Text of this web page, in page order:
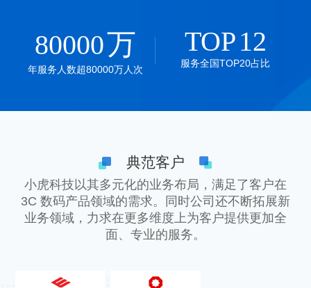
80000万
年服务人数超80000万人次
TOP12
服务全国TOP20占比
典范客户
小虎科技以其多元化的业务布局，满足了客户在
3C 数码产品领域的需求。同时公司还不断拓展新
业务领域，力求在更多维度上为客户提供更加全
面、专业的服务。